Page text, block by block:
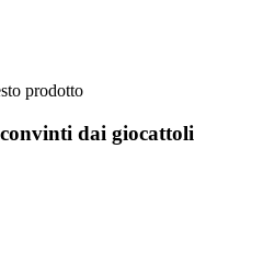
prodotto
dai giocattoli